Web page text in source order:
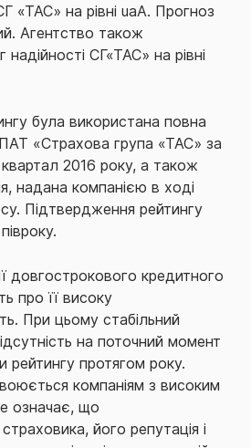
«ТАС» на рівні uaA. Прогноз
Агентство також
СГ«ТАС» на рівні
була використана повна
ПАТ «Страхова група «ТАС» за
квартал 2016 року, а також
надана компанією в ході
Підтвердження рейтингу
довгострокового кредитного
про її високу
При цьому стабільний
на поточний момент
рейтингу протягом року.
компаніям з високим
означає, що
його репутація і